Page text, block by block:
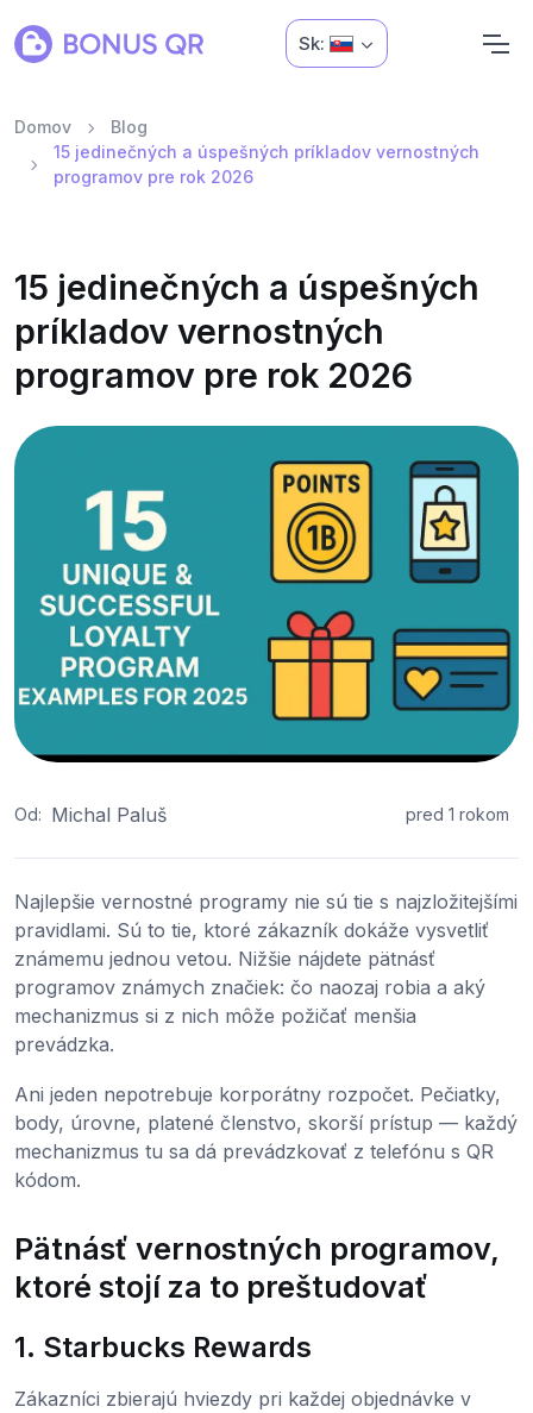
Sk:
Domov
Blog
15 jedinečných a úspešných príkladov vernostných
programov pre rok 2026
15 jedinečných a úspešných
príkladov vernostných
programov pre rok 2026
Od: Michal Paluš pred 1 rokom
Najlepšie vernostné programy nie sú tie s najzložitejšími
pravidlami. Sú to tie, ktoré zákazník dokáže vysvetliť
známemu jednou vetou. Nižšie nájdete pätnásť
programov známych značiek: čo naozaj robia a aký
mechanizmus si z nich môže požičať menšia
prevádzka.
Ani jeden nepotrebuje korporátny rozpočet. Pečiatky,
body, úrovne, platené členstvo, skorší prístup — každý
mechanizmus tu sa dá prevádzkovať z telefónu s QR
kódom.
Pätnásť vernostných programov,
ktoré stojí za to preštudovať
1. Starbucks Rewards
Zákazníci zbierajú hviezdy pri každej objednávke v